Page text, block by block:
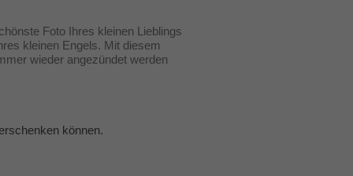
Foto Ihres kleinen Lieblings
kleinen Engels. Mit diesem
wieder angezündet werden
können.